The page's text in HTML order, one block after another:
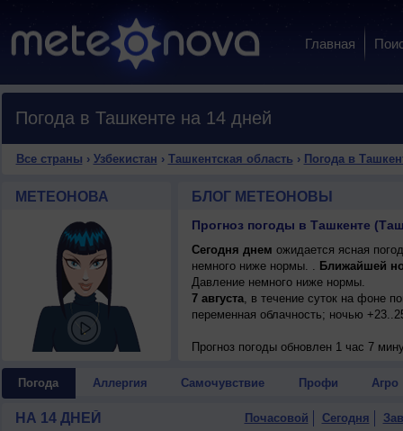
Главная
Погода в Ташкенте на 14 дней
Все страны › Узбекистан › Ташкентская область › Погода в
МЕТЕОНОВА БЛОГ МЕТЕОНОВЫ
Прогноз погоды в Ташкенте
Сегодня днем ожидается ясная
немного ниже нормы. . Ближайшей
Давление немного ниже нормы.
7 августа, в течение суток на фоне
переменная облачность; ночью
Прогноз погоды обновлен 1 час 7
Погода Аллергия Самочувствие Профи Агро
НА 14 ДНЕЙ Почасовой Сегодня